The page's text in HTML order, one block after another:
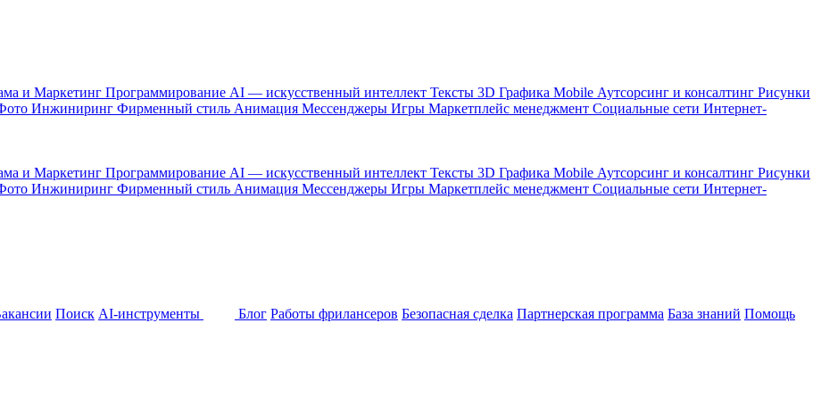
и Маркетинг Программирование AI — искусственный интеллект Тексты 3D Графика Mobile Аутсорсинг и консалтинг Рисунки
Инжиниринг Фирменный стиль Анимация Мессенджеры Игры Маркетплейс менеджмент Социальные сети Интернет-
и Маркетинг Программирование AI — искусственный интеллект Тексты 3D Графика Mobile Аутсорсинг и консалтинг Рисунки
Инжиниринг Фирменный стиль Анимация Мессенджеры Игры Маркетплейс менеджмент Социальные сети Интернет-
Поиск AI-инструменты Блог Работы фрилансеров Безопасная сделка Партнерская программа База знаний Помощь